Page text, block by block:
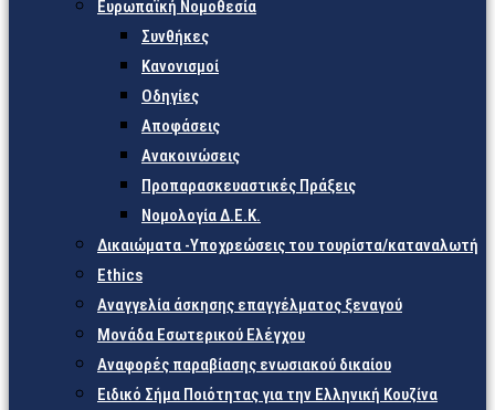
Ευρωπαϊκή Νομοθεσία
Συνθήκες
Κανονισμοί
Οδηγίες
Αποφάσεις
Ανακοινώσεις
Προπαρασκευαστικές Πράξεις
Νομολογία Δ.Ε.Κ.
Δικαιώματα -Υποχρεώσεις του τουρίστα/καταναλωτή
Ethics
Αναγγελία άσκησης επαγγέλματος ξεναγού
Μονάδα Εσωτερικού Ελέγχου
Αναφορές παραβίασης ενωσιακού δικαίου
Ειδικό Σήμα Ποιότητας για την Ελληνική Κουζίνα